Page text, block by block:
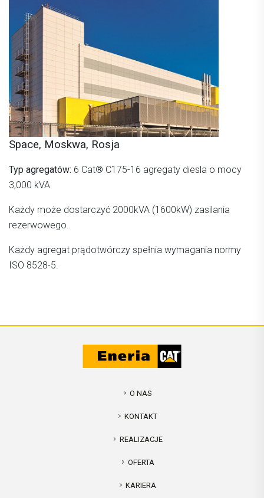
Space, Moskwa, Rosja
Typ agregatów: 6 Cat® C175-16 agregaty diesla o mocy
3,000 kVA
Każdy może dostarczyć 2000kVA (1600kW) zasilania
rezerwowego.
Każdy agregat prądotwórczy spełnia wymagania normy
ISO 8528-5.
O NAS
KONTAKT
REALIZACJE
OFERTA
KARIERA